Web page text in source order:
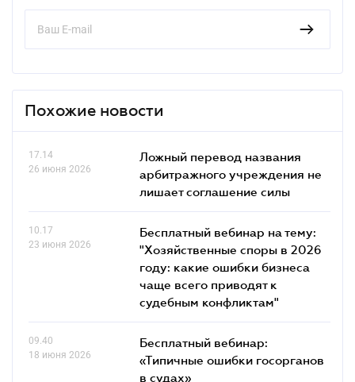
Похожие новости
17.14
26 июня 2026
Ложный перевод названия
арбитражного учреждения не
лишает соглашение силы
10.17
23 июня 2026
Бесплатный вебинар на тему:
"Хозяйственные споры в 2026
году: какие ошибки бизнеса
чаще всего приводят к
судебным конфликтам"
09.40
18 июня 2026
Бесплатный вебинар:
«Типичные ошибки госорганов
в судах»